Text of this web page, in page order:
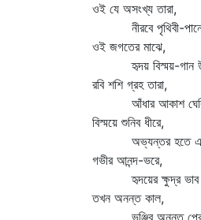
ওই যে অসংখ্য তারা,
নীরবে পৃথিবী-পানে
ওই জগতের মাঝে,
হৃদয় বিস্ময়-গান
রবি শশি গ্রহ
আঁধার আকাশ ঘেরি
বিস্ময়ে শুনিব
অভ্যন্তর হতে এক
গভীর আনন্দ-ভরে,
হৃদয়ের ক্ষুদ্র ভাব
তখন অনন্ত কাল,
ভুঞ্জিব অনন্ত প্রেম